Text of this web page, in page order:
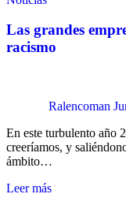
Las grandes
racismo
Ralencoman
En este turbulento año
creeríamos, y
ámbito…
Leer más